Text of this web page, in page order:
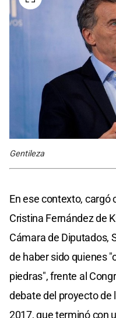
Gentileza
En ese contexto, cargó
Cristina Fernández de
Cámara de Diputados,
de haber sido quienes
piedras", frente al
debate del proyecto de
2017, que terminó con